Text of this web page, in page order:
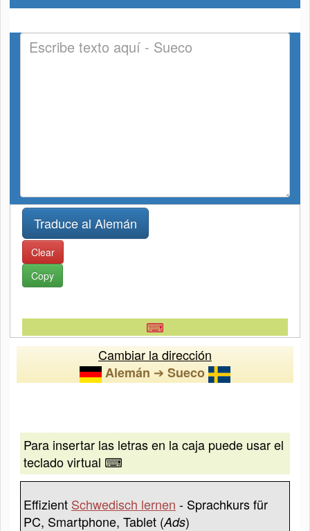
Clear
Copy
⌨
Cambiar la dirección
Alemán ➔ Sueco
Para insertar las letras en la caja puede usar el
teclado virtual ⌨
Effizient Schwedisch lernen - Sprachkurs für
PC, Smartphone, Tablet (Ads)